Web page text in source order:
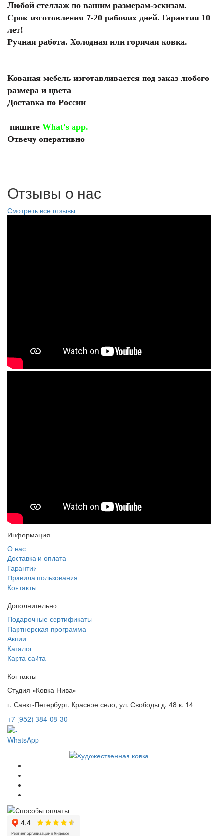
Любой стеллаж по вашим размерам-эскизам.
Срок изготовления 7-20 рабочих дней. Гарантия 10
лет!
Ручная работа. Холодная или горячая ковка.
Кованая мебель изготавливается под заказ любого
размера и цвета
Доставка по России
пишите What's app.
Отвечу оперативно
Отзывы о нас
Смотреть все отзывы
Информация
О нас
Доставка и оплата
Гарантии
Правила пользования
Контакты
Дополнительно
Подарочные сертификаты
Партнерская программа
Акции
Каталог
Карта сайта
Контакты
Студия «Ковка-Нива»
г. Санкт-Петербург, Красное село, ул. Свободы д. 48 к. 14
+7 (952) 384-08-30
WhatsApp